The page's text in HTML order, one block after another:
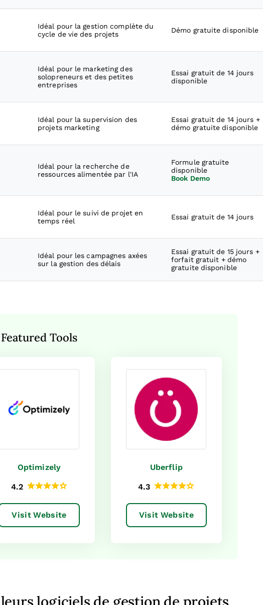
Idéal pour la gestion complète du
cycle de vie des projets
Démo gratuite disponible
Idéal pour le marketing des
solopreneurs et des petites
entreprises
Essai gratuit de 14 jours
disponible
Idéal pour la supervision des
projets marketing
Essai gratuit de 14 jours +
démo gratuite disponible
Idéal pour la recherche de
ressources alimentée par l'IA
Formule gratuite
disponible
Book Demo
Idéal pour le suivi de projet en
temps réel
Essai gratuit de 14 jours
Idéal pour les campagnes axées
sur la gestion des délais
Essai gratuit de 15 jours +
forfait gratuit + démo
gratuite disponible
Featured Tools
Optimizely
4.2
Visit Website
Uberflip
4.3
Visit Website
logiciels de gestion de projets